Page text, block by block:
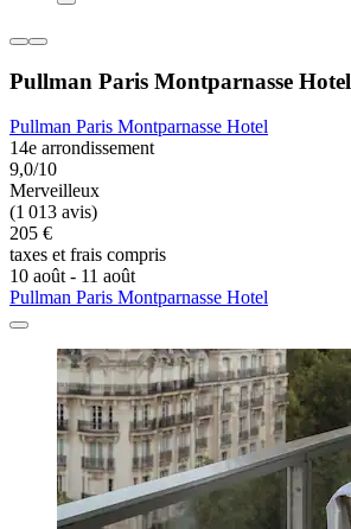
Pullman Paris Montparnasse Hotel
Pullman Paris Montparnasse Hotel
14e arrondissement
9,0/10
Merveilleux
(1 013 avis)
205 €
taxes et frais compris
10 août - 11 août
Pullman Paris Montparnasse Hotel